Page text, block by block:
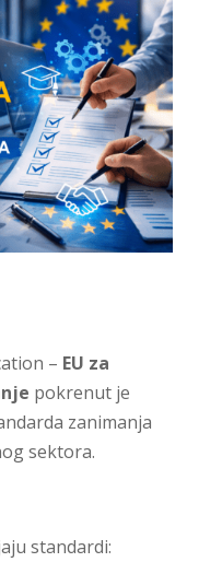
– EU za
pokrenut je
zanimanja
sektora.
standardi: